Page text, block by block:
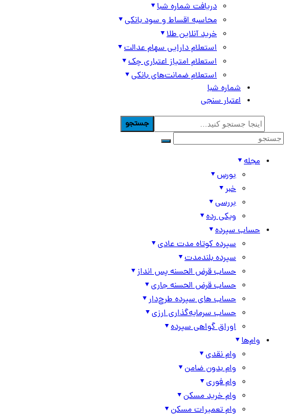
دریافت شماره شبا
محاسبه اقساط و سود بانکی
خرید آنلاین طلا
استعلام دارایی سهام عدالت
استعلام امتیاز اعتباری چک
استعلام ضمانت‌های بانکی
شماره شبا
اعتبار سنجی
جستجو
مجله
بورس
خبر
بررسی
ویکی رده
حساب سپرده
سپرده کوتاه مدت عادی
سپرده بلندمدت
حساب قرض الحسنه پس انداز
حساب قرض الحسنه جاری
حساب های سپرده طرح‌دار
حساب سرمایه‌گذاری ارزی
اوراق گواهی سپرده
وام‌ها
وام نقدی
وام بدون ضامن
وام فوری
وام خرید مسکن
وام تعمیرات مسکن